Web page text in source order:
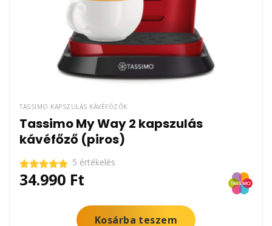
TASSIMO KAPSZULÁS KÁVÉFŐZŐK
Tassimo My Way 2 kapszulás
kávéfőző (piros)
Értékelés:
4.80/ 5
5 értékelés
34.990 Ft
Kosárba teszem